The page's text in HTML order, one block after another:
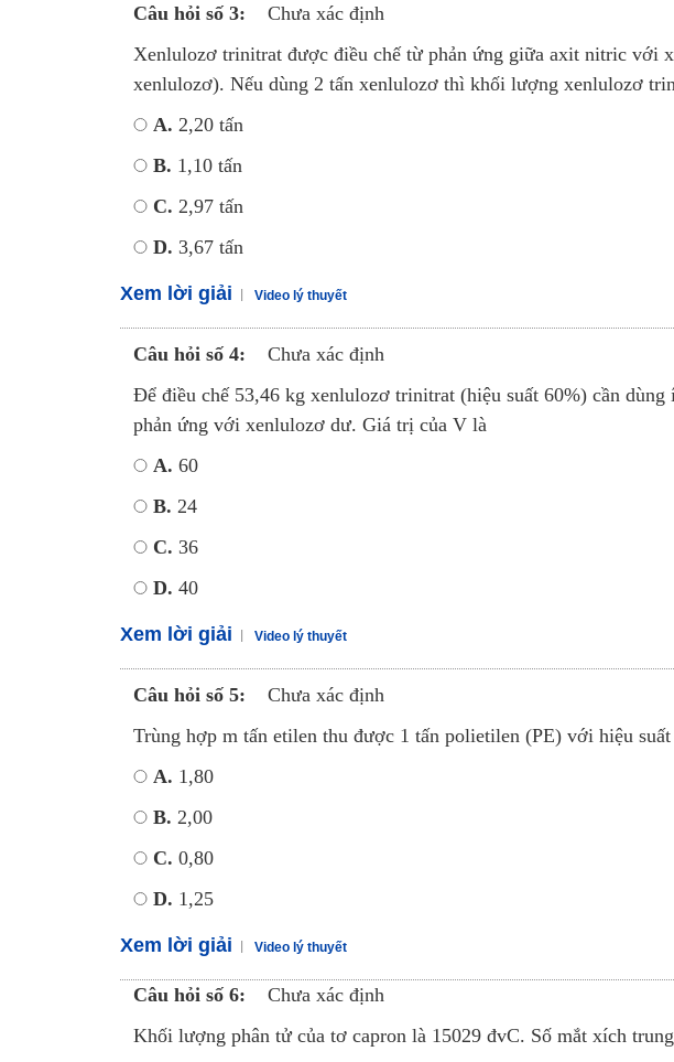
Câu hỏi số 3:
Chưa xác định
Xenlulozơ trinitrat được điều chế từ phản ứng giữa axit nitric với
xenlulozơ). Nếu dùng 2 tấn xenlulozơ thì khối lượng xenlulozơ
A. 2,20 tấn
B. 1,10 tấn
C. 2,97 tấn
D. 3,67 tấn
Xem lời giải Video lý thuyết
Câu hỏi số 4:
Chưa xác định
Để điều chế 53,46 kg xenlulozơ trinitrat (hiệu suất 60%) cần
phản ứng với xenlulozơ dư. Giá trị của V là
A. 60
B. 24
C. 36
D. 40
Xem lời giải Video lý thuyết
Câu hỏi số 5:
Chưa xác định
Trùng hợp m tấn etilen thu được 1 tấn polietilen (PE) với hiệu
A. 1,80
B. 2,00
C. 0,80
D. 1,25
Xem lời giải Video lý thuyết
Câu hỏi số 6:
Chưa xác định
Khối lượng phân tử của tơ capron là 15029 đvC. Số mắt xích